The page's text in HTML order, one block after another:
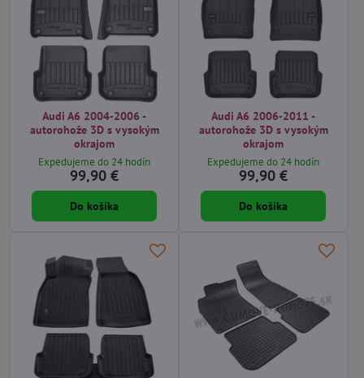
Audi A6 2004-2006 -
autorohože 3D s vysokým
okrajom
Expedujeme do 24 hodín
99,90 €
Do košíka
Audi A6 2006-2011 -
autorohože 3D s vysokým
okrajom
Expedujeme do 24 hodín
99,90 €
Do košíka